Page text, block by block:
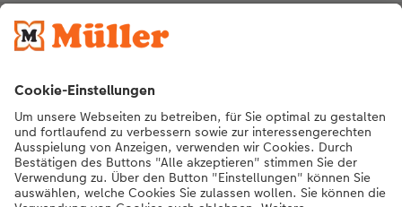
Bezahlarten
Unsere Versandpartner
Qualität & Sicherheit
Nachhaltigkeit bei CEWE